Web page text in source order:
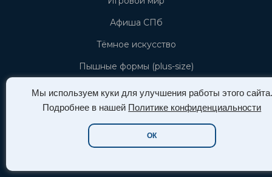
Мы используем куки для улучшения работы этого сайта.
Подробнее в нашей Политике конфиденциальности
ОК
Афиша СПб
Тёмное искусство
Пышные формы (plus-size)
Новости Азии (азиатской культуры)
Звёзды и знаменистоти
Info